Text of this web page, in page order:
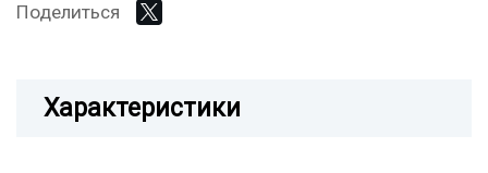
Поделиться
Характеристики